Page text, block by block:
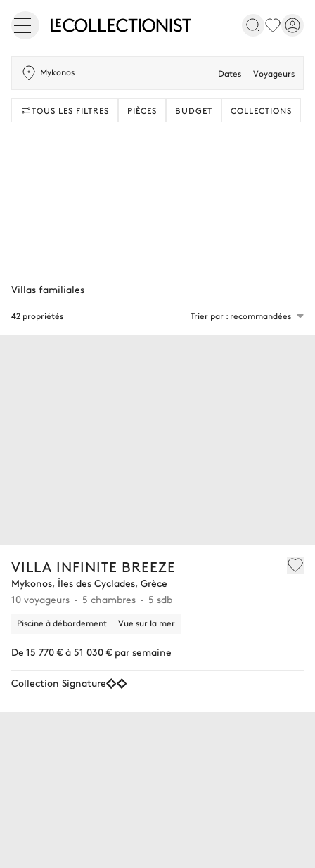
Mykonos Dates Voyageurs
TOUS LES FILTRES PIÈCES BUDGET COLLECTIONS
VILLA INFINITE BREEZE
Mykonos, Îles des Cyclades, Grèce
10 voyageurs
5 chambres 5 sdb
Piscine à débordement Vue sur la mer
De 15 770 € à 51 030 € par semaine
Collection Signature
42 propriétés Trier par : recommandées
Villas familiales